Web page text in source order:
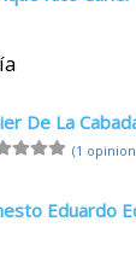
De La
(1
Eduardo